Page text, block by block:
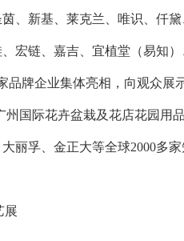
、新基、莱克兰、唯识、仟
宏链、嘉吉、宜植堂（易知
牌企业集体亮相，向观众展
国际花卉盆栽及花店花园用
丽孚、金正大等全球2000多
展